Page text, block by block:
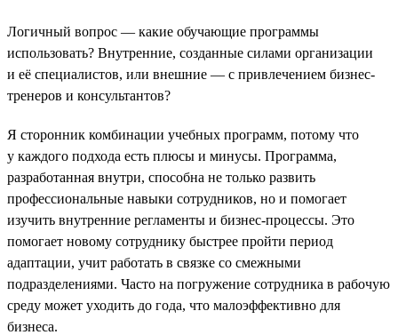
Логичный вопрос — какие обучающие программы
использовать? Внутренние, созданные силами организации
и её специалистов, или внешние — с привлечением бизнес-
тренеров и консультантов?
Я сторонник комбинации учебных программ, потому что
у каждого подхода есть плюсы и минусы. Программа,
разработанная внутри, способна не только развить
профессиональные навыки сотрудников, но и помогает
изучить внутренние регламенты и бизнес-процессы. Это
помогает новому сотруднику быстрее пройти период
адаптации, учит работать в связке со смежными
подразделениями. Часто на погружение сотрудника в рабочую
среду может уходить до года, что малоэффективно для
бизнеса.